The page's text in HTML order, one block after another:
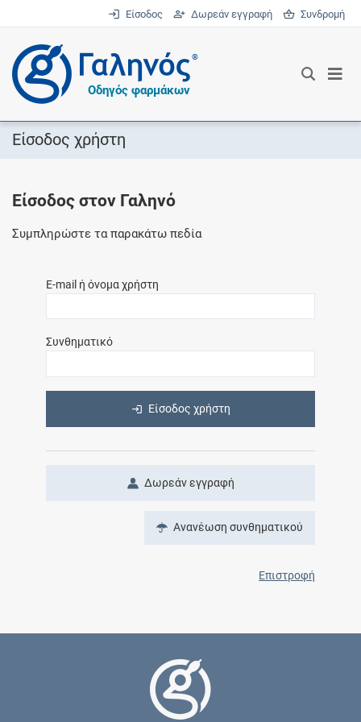
Είσοδος Δωρεάν εγγραφή Συνδρομή
®
Οδηγός φαρμάκων
Είσοδος χρήστη
Είσοδος στον Γαληνό
Συμπληρώστε τα παρακάτω πεδία
E-mail ή όνομα χρήστη
Συνθηματικό
Είσοδος χρήστη
Δωρεάν εγγραφή
Ανανέωση συνθηματικού
Επιστροφή